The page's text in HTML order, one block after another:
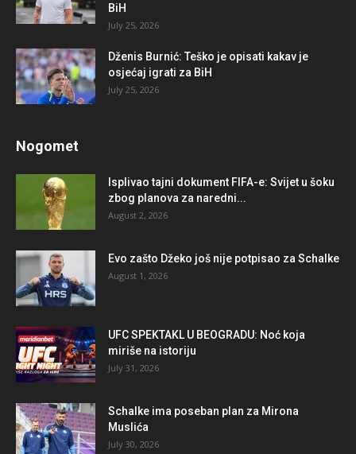
BiH
July 25, 2026
Dženis Burnić: Teško je opisati kakav je
osjećaj igrati za BiH
July 25, 2026
Nogomet
Isplivao tajni dokument FIFA-e: Svijet u šoku
zbog planova za naredni...
August 2, 2026
Evo zašto Džeko još nije potpisao za Schalke
August 1, 2026
UFC SPEKTAKL U BEOGRADU: Noć koja
miriše na istoriju
July 31, 2026
Schalke ima poseban plan za Mirona
Muslića
July 30, 2026